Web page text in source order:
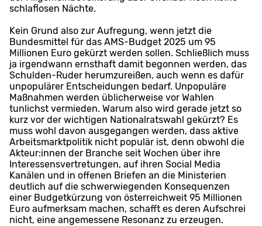
schlaflosen Nächte.
Kein Grund also zur Aufregung, wenn jetzt die
Bundesmittel für das AMS-Budget 2025 um 95
Millionen Euro gekürzt werden sollen. Schließlich muss
ja irgendwann ernsthaft damit begonnen werden, das
Schulden-Ruder herumzureißen, auch wenn es dafür
unpopulärer Entscheidungen bedarf. Unpopuläre
Maßnahmen werden üblicherweise vor Wahlen
tunlichst vermieden. Warum also wird gerade jetzt so
kurz vor der wichtigen Nationalratswahl gekürzt? Es
muss wohl davon ausgegangen werden, dass aktive
Arbeitsmarktpolitik nicht populär ist, denn obwohl die
Akteur:innen der Branche seit Wochen über ihre
Interessensvertretungen, auf ihren Social Media
Kanälen und in offenen Briefen an die Ministerien
deutlich auf die schwerwiegenden Konsequenzen
einer Budgetkürzung von österreichweit 95 Millionen
Euro aufmerksam machen, schafft es deren Aufschrei
nicht, eine angemessene Resonanz zu erzeugen.